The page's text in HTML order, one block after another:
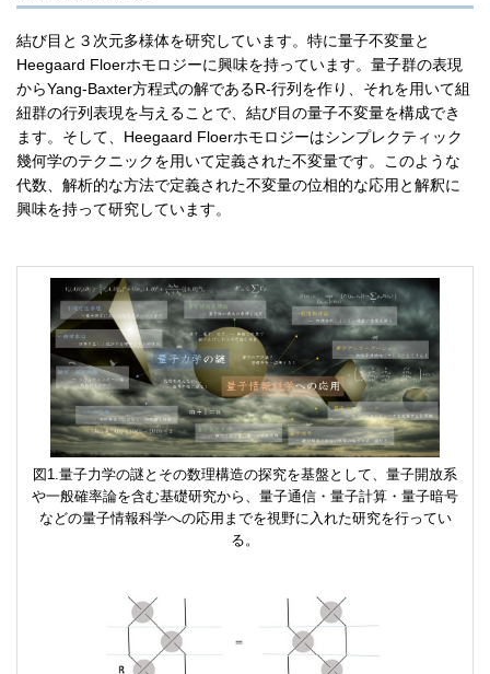
結び目と３次元多様体を研究しています。特に量子不変量と
Heegaard Floerホモロジーに興味を持っています。量子群の表現
からYang-Baxter方程式の解であるR-行列を作り、それを用いて組
紐群の行列表現を与えることで、結び目の量子不変量を構成でき
ます。そして、Heegaard Floerホモロジーはシンプレクティック
幾何学のテクニックを用いて定義された不変量です。このような
代数、解析的な方法で定義された不変量の位相的な応用と解釈に
興味を持って研究しています。
量子力学の謎とその数理構造の探究を基盤として、量子開放系
や一般確率論を含む基礎研究から、量子通信・量子計算・量子暗号
などの量子情報科学への応用までを視野に入れた研究を行ってい
る。